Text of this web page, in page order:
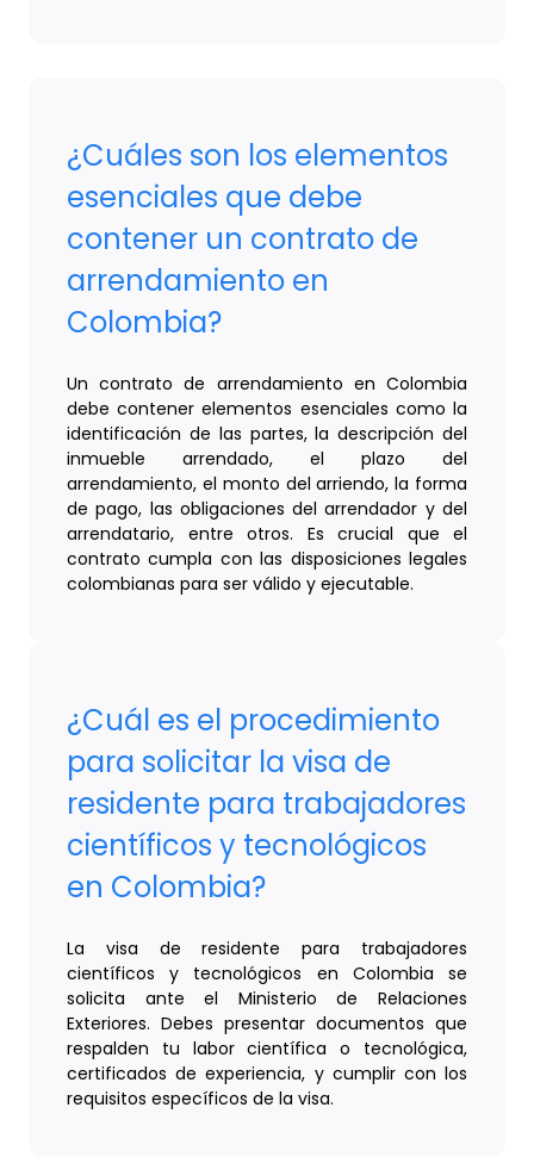
¿Cuáles son los elementos
esenciales que debe
contener un contrato de
arrendamiento en
Colombia?
Un contrato de arrendamiento en Colombia
debe contener elementos esenciales como la
identificación de las partes, la descripción del
inmueble arrendado, el plazo del
arrendamiento, el monto del arriendo, la forma
de pago, las obligaciones del arrendador y del
arrendatario, entre otros. Es crucial que el
contrato cumpla con las disposiciones legales
colombianas para ser válido y ejecutable.
¿Cuál es el procedimiento
para solicitar la visa de
residente para trabajadores
científicos y tecnológicos
en Colombia?
La visa de residente para trabajadores
científicos y tecnológicos en Colombia se
solicita ante el Ministerio de Relaciones
Exteriores. Debes presentar documentos que
respalden tu labor científica o tecnológica,
certificados de experiencia, y cumplir con los
requisitos específicos de la visa.